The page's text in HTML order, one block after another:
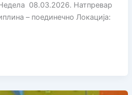
08.03.2026. Натпревар
– поединечно Локација: